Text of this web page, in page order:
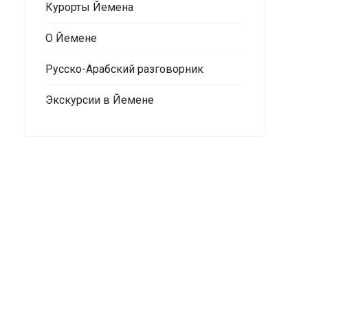
Курорты Йемена
О Йемене
Русско-Арабский разговорник
Экскурсии в Йемене